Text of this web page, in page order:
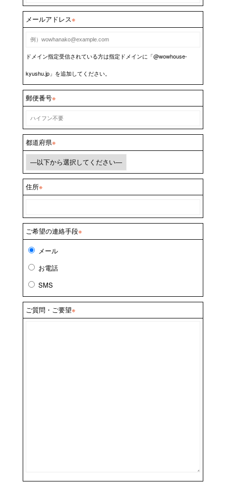
メールアドレス※
ドメイン指定受信されている方は指定ドメインに「@wowhouse-
kyushu.jp」を追加してください。
郵便番号※
都道府県※
住所※
ご希望の連絡手段※
メール
お電話
SMS
ご質問・ご要望※